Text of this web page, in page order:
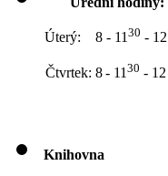
Úterý: 8 - 1130 - 12
Čtvrtek: 8- 11 30 - 12
Knihovna